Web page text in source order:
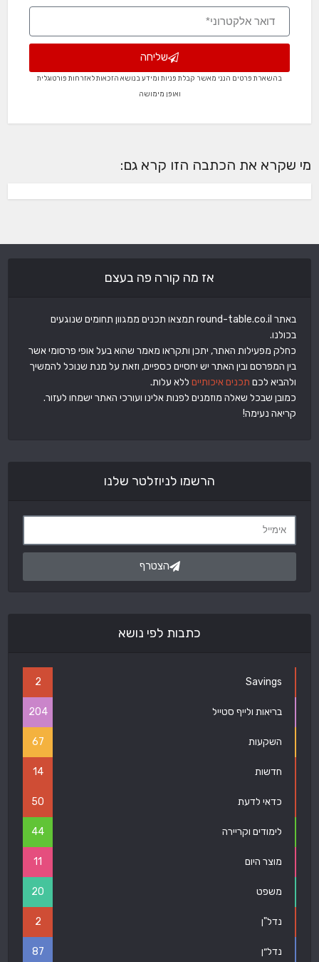
שליחה
בהשארת פרטים הנני מאשר קבלת פניות ומידע בנושא הזכאות לאזרחות פורטוגלית
ואופן מימושה
מי שקרא את הכתבה הזו קרא גם:
אז מה קורה פה בעצם
באתר round-table.co.il תמצאו תכנים ממגוון תחומים שנוגעים
בכולנו.
כחלק מפעילות האתר, יתכן ותקראו מאמר שהוא בעל אופי פרסומי אשר
בין המפרסם ובין האתר יש יחסיים כספיים, וזאת על מנת שנוכל להמשיך
ולהביא לכם תכנים איכותיים ללא עלות.
כמובן שבכל שאלה מוזמנים לפנות אלינו ועורכי האתר ישמחו לעזור.
קריאה נעימה!
הרשמו לניוזלטר שלנו
הצטרף
כתבות לפי נושא
Savings
2
בריאות ולייף סטייל 204
השקעות 67
חדשות 14
כדאי לדעת 50
לימודים וקריירה 44
מוצר היום 11
משפט 20
נדל"ן 2
נדל״ן 87